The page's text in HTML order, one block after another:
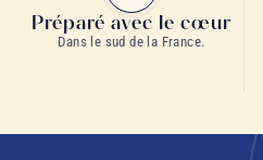
Préparé avec le cœur
Dans le sud de la France.